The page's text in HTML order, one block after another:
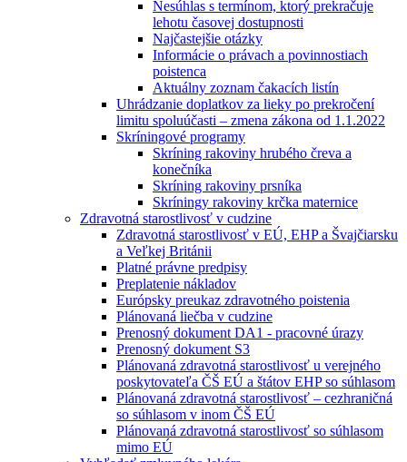
Nesúhlas s termínom, ktorý prekračuje
lehotu časovej dostupnosti
Najčastejšie otázky
Informácie o právach a povinnostiach
poistenca
Aktuálny zoznam čakacích listín
Uhrádzanie doplatkov za lieky po prekročení
limitu spoluúčasti – zmena zákona od 1.1.2022
Skríningové programy
Skríning rakoviny hrubého čreva a
konečníka
Skríning rakoviny prsníka
Skríningy rakoviny krčka maternice
Zdravotná starostlivosť v cudzine
Zdravotná starostlivosť v EÚ, EHP a Švajčiarsku
a Veľkej Británii
Platné právne predpisy
Preplatenie nákladov
Európsky preukaz zdravotného poistenia
Plánovaná liečba v cudzine
Prenosný dokument DA1 - pracovné úrazy
Prenosný dokument S3
Plánovaná zdravotná starostlivosť u verejného
poskytovateľa ČŠ EÚ a štátov EHP so súhlasom
Plánovaná zdravotná starostlivosť – cezhraničná
so súhlasom v inom ČŠ EÚ
Plánovaná zdravotná starostlivosť so súhlasom
mimo EÚ